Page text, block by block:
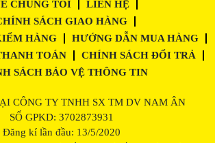
CHÚNG TÔI
LIÊN HỆ
SÁCH GIAO HÀNG
HÀNG
HƯỚNG DẪN MUA HÀNG
TOÁN
CHÍNH SÁCH ĐỔI TRẢ
SÁCH BẢO VỆ THÔNG TIN
CÔNG TY TNHH SX TM DV NAM ÂN
SỐ GPKD: 3702873931
Đăng kí lần đầu: 13/5/2020